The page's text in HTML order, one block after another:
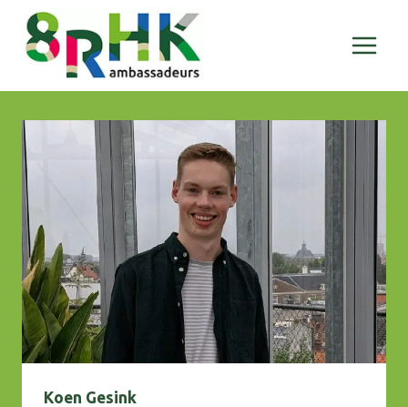
Doorgaan
naar
inhoud
Koen Gesink